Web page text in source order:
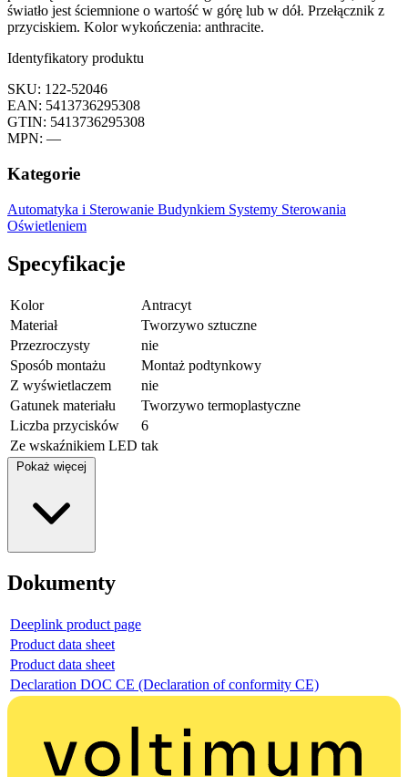
światło jest ściemnione o wartość w górę lub w dół. Przełącznik z
przyciskiem. Kolor wykończenia: anthracite.
Identyfikatory produktu
SKU: 122-52046
EAN: 5413736295308
GTIN: 5413736295308
MPN: —
Kategorie
Automatyka i Sterowanie Budynkiem Systemy Sterowania
Oświetleniem
Specyfikacje
Kolor
Antracyt
Materiał
Tworzywo sztuczne
Przezroczysty
nie
Sposób montażu
Montaż podtynkowy
Z wyświetlaczem
nie
Gatunek materiału
Tworzywo termoplastyczne
Liczba przycisków
6
Ze wskaźnikiem LED tak
Pokaż więcej
Dokumenty
Deeplink product page
Product data sheet
Product data sheet
Declaration DOC CE (Declaration of conformity CE)